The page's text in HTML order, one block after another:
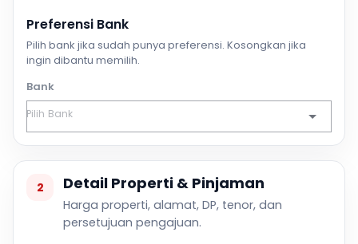
Preferensi Bank
Pilih bank jika sudah punya preferensi. Kosongkan jika
ingin dibantu memilih.
Bank
2 Detail Properti & Pinjaman
Harga properti, alamat, DP, tenor, dan
persetujuan pengajuan.